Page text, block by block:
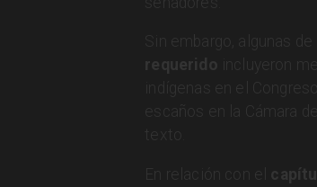
Sin embargo, algunas de
requerido
incluyeron
indígenas en el
escaños en la Cámara
texto.
En relación con el